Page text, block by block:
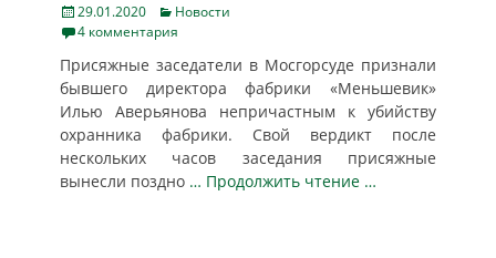
Posted
on
29.01.2020 Categories
Новости
4 комментария
Присяжные заседатели в Мосгорсуде признали
бывшего директора фабрики «Меньшевик»
Илью Аверьянова непричастным к убийству
охранника фабрики. Свой вердикт после
нескольких часов заседания присяжные
вынесли поздно … Продолжить чтение …